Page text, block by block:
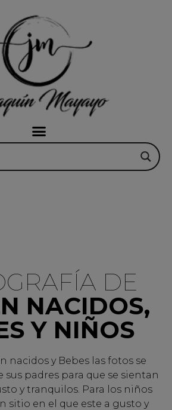
DE
NACIDOS,
Y NIÑOS
nacidos y Bebes las fotos se
sus padres para que se sientan
y tranquilos. Para los niños
sitio en el que este a gusto y